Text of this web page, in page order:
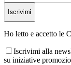
Iscrivimi
Ho letto e accetto le
Iscrivimi alla
su iniziative